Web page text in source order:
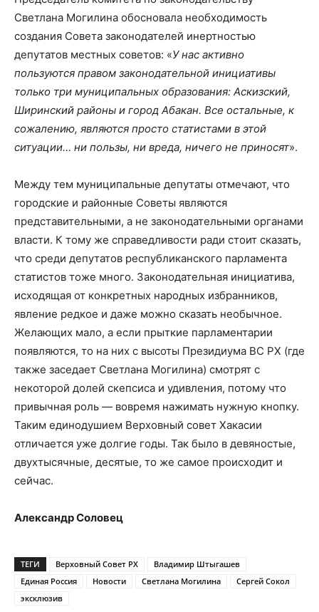
Светлана Могилина обосновала необходимость
создания Совета законодателей инертностью
депутатов местных советов: «У нас активно
пользуются правом законодательной инициативы
только три муниципальных образования: Аскизский,
Ширинский районы и город Абакан. Все остальные, к
сожалению, являются просто статистами в этой
ситуации… ни пользы, ни вреда, ничего не приносят».
Между тем муниципальные депутаты отмечают, что
городские и районные Советы являются
представительными, а не законодательными органами
власти. К тому же справедливости ради стоит сказать,
что среди депутатов республиканского парламента
статистов тоже много. Законодательная инициатива,
исходящая от конкретных народных избранников,
явление редкое и даже можно сказать необычное.
Желающих мало, а если прыткие парламентарии
появляются, то на них с высоты Президиума ВС РХ (где
также заседает Светлана Могилина) смотрят с
некоторой долей скепсиса и удивления, потому что
привычная роль — вовремя нажимать нужную кнопку.
Таким единодушием Верховный совет Хакасии
отличается уже долгие годы. Так было в девяностые,
двухтысячные, десятые, то же самое происходит и
сейчас.
Александр Соловец
ТЕГИ Верховный Совет РХ
Владимир Штыгашев
Единая Россия
Новости Светлана Могилина
Сергей Сокол
эксклюзив